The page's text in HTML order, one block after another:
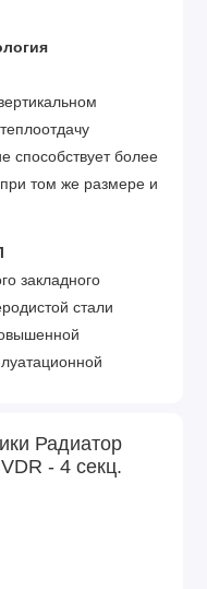
способствует более
том же размере и
закладного
стали
(в том числе
экологически
металлов и
Радиатор
- 4 секц.